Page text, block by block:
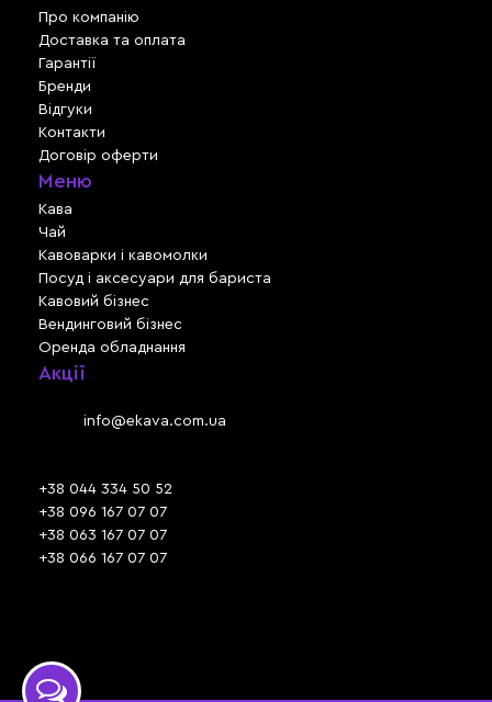
Про компанію
Доставка та оплата
Гарантії
Бренди
Відгуки
Контакти
Договір оферти
Меню
Кава
Чай
Кавоварки і кавомолки
Посуд і аксесуари для бариста
Кавовий бізнес
Вендинговий бізнес
Оренда обладнання
Акції
info@ekava.com.ua
+38 044 334 50 52
+38 096 167 07 07
+38 063 167 07 07
+38 066 167 07 07